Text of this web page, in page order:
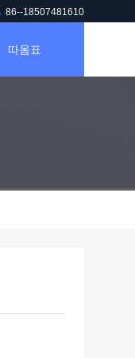
86--18507481610
따옴표